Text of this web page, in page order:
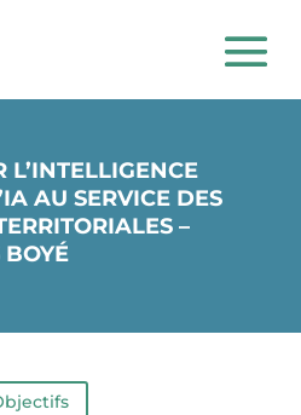
L’INTELLIGENCE
AU SERVICE DES
–